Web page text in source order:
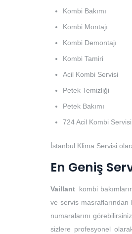
Kombi Bakımı
Kombi Montajı
Kombi Demontajı
Kombi Tamiri
Acil Kombi Servisi
Petek Temizliği
Petek Bakımı
724 Acil Kombi Servisi
İstanbul Klima Servisi
En Geniş
Vaillant kombi
ve servis
numaralarını
sizlere profesyonel